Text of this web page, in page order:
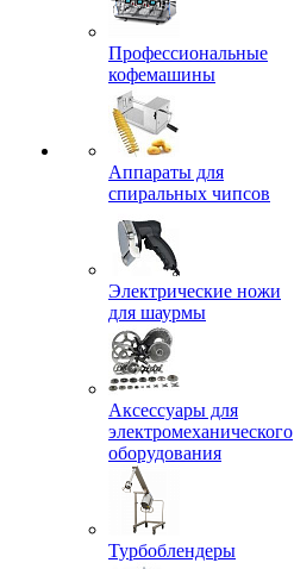
Профессиональные
кофемашины
Аппараты для
спиральных чипсов
Электрические ножи
для шаурмы
Аксессуары для
электромеханического
оборудования
Турбоблендеры